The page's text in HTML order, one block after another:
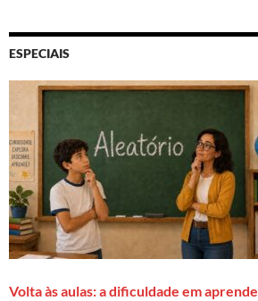
ESPECIAIS
Volta às aulas: a dificuldade em